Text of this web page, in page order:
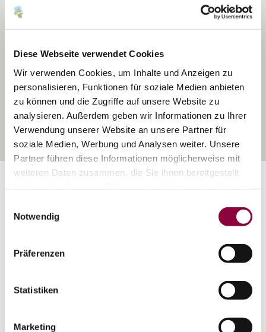
Diese Webseite verwendet Cookies
Wir verwenden Cookies, um Inhalte und Anzeigen zu
personalisieren, Funktionen für soziale Medien anbieten
zu können und die Zugriffe auf unsere Website zu
analysieren. Außerdem geben wir Informationen zu Ihrer
Verwendung unserer Website an unsere Partner für
soziale Medien, Werbung und Analysen weiter. Unsere
Partner führen diese Informationen möglicherweise mit
weiteren Daten zusammen, die Sie ihnen bereitgestellt
Notwendig
Präferenzen
Statistiken
Marketing
Exposition: Nordost bis Südost drehend